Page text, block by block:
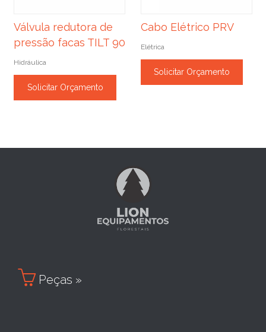
Válvula redutora de
pressão facas TILT 90
Hidráulica
Solicitar Orçamento
Cabo Elétrico PRV
Elétrica
Solicitar Orçamento
 Peças »